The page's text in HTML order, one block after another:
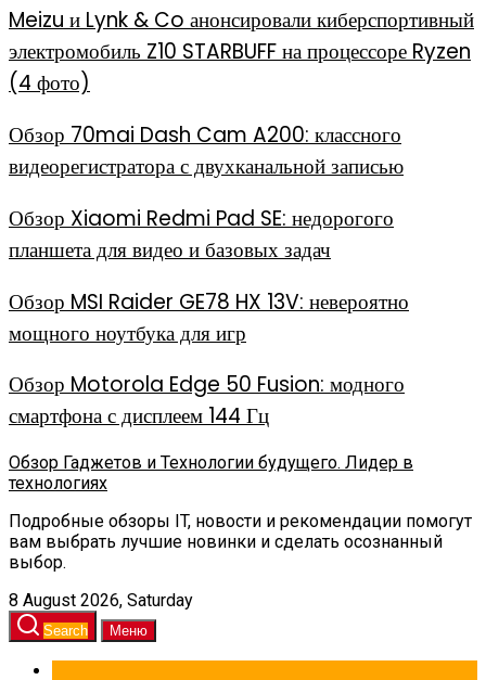
Meizu и Lynk & Co анонсировали киберспортивный
электромобиль Z10 STARBUFF на процессоре Ryzen
(4 фото)
Обзор 70mai Dash Cam A200: классного
видеорегистратора с двухканальной записью
Обзор Xiaomi Redmi Pad SE: недорогого
планшета для видео и базовых задач
Обзор MSI Raider GE78 HX 13V: невероятно
мощного ноутбука для игр
Обзор Motorola Edge 50 Fusion: модного
смартфона с дисплеем 144 Гц
Обзор Гаджетов и Технологии будущего. Лидер в
технологиях
Подробные обзоры IT, новости и рекомендации помогут
вам выбрать лучшие новинки и сделать осознанный
выбор.
8 August 2026, Saturday
Search Меню